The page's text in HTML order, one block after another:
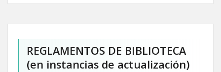
REGLAMENTOS DE BIBLIOTECA
(en instancias de actualización)